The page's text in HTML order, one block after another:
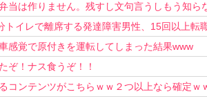
当は作りません。残すし文句言うしもう知ら
トイレで離席する発達障害男性、15回以上転
感覚で原付きを運転してしまった結果www
ぞ！ナス食うぞ！！
コンテンツがこちらｗｗ２つ以上なら確定ｗ